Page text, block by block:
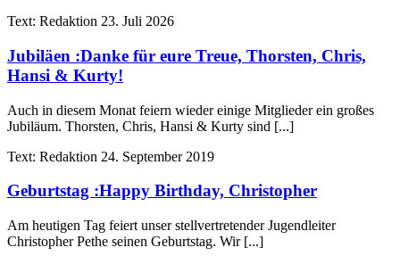
Text: Redaktion 23. Juli 2026
Jubiläen :Danke für eure Treue, Thorsten, Chris,
Hansi & Kurty!
Auch in diesem Monat feiern wieder einige Mitglieder ein großes
Jubiläum. Thorsten, Chris, Hansi & Kurty sind [...]
Text: Redaktion 24. September 2019
Geburtstag :Happy Birthday, Christopher
Am heutigen Tag feiert unser stellvertretender Jugendleiter
Christopher Pethe seinen Geburtstag. Wir [...]